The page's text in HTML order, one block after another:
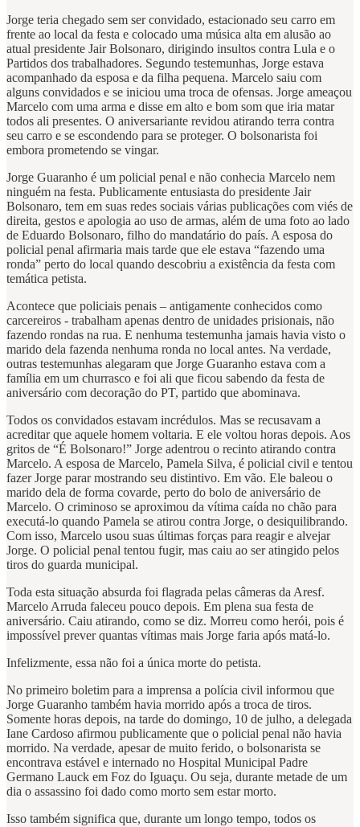
Jorge teria chegado sem ser convidado, estacionado seu carro em
frente ao local da festa e colocado uma música alta em alusão ao
atual presidente Jair Bolsonaro, dirigindo insultos contra Lula e o
Partidos dos trabalhadores. Segundo testemunhas, Jorge estava
acompanhado da esposa e da filha pequena. Marcelo saiu com
alguns convidados e se iniciou uma troca de ofensas. Jorge ameaçou
Marcelo com uma arma e disse em alto e bom som que iria matar
todos ali presentes. O aniversariante revidou atirando terra contra
seu carro e se escondendo para se proteger. O bolsonarista foi
embora prometendo se vingar.
Jorge Guaranho é um policial penal e não conhecia Marcelo nem
ninguém na festa. Publicamente entusiasta do presidente Jair
Bolsonaro, tem em suas redes sociais várias publicações com viés de
direita, gestos e apologia ao uso de armas, além de uma foto ao lado
de Eduardo Bolsonaro, filho do mandatário do país. A esposa do
policial penal afirmaria mais tarde que ele estava “fazendo uma
ronda” perto do local quando descobriu a existência da festa com
temática petista.
Acontece que policiais penais – antigamente conhecidos como
carcereiros - trabalham apenas dentro de unidades prisionais, não
fazendo rondas na rua. E nenhuma testemunha jamais havia visto o
marido dela fazenda nenhuma ronda no local antes. Na verdade,
outras testemunhas alegaram que Jorge Guaranho estava com a
família em um churrasco e foi ali que ficou sabendo da festa de
aniversário com decoração do PT, partido que abominava.
Todos os convidados estavam incrédulos. Mas se recusavam a
acreditar que aquele homem voltaria. E ele voltou horas depois. Aos
gritos de “É Bolsonaro!” Jorge adentrou o recinto atirando contra
Marcelo. A esposa de Marcelo, Pamela Silva, é policial civil e tentou
fazer Jorge parar mostrando seu distintivo. Em vão. Ele baleou o
marido dela de forma covarde, perto do bolo de aniversário de
Marcelo. O criminoso se aproximou da vítima caída no chão para
executá-lo quando Pamela se atirou contra Jorge, o desiquilibrando.
Com isso, Marcelo usou suas últimas forças para reagir e alvejar
Jorge. O policial penal tentou fugir, mas caiu ao ser atingido pelos
tiros do guarda municipal.
Toda esta situação absurda foi flagrada pelas câmeras da Aresf.
Marcelo Arruda faleceu pouco depois. Em plena sua festa de
aniversário. Caiu atirando, como se diz. Morreu como herói, pois é
impossível prever quantas vítimas mais Jorge faria após matá-lo.
Infelizmente, essa não foi a única morte do petista.
No primeiro boletim para a imprensa a polícia civil informou que
Jorge Guaranho também havia morrido após a troca de tiros.
Somente horas depois, na tarde do domingo, 10 de julho, a delegada
Iane Cardoso afirmou publicamente que o policial penal não havia
morrido. Na verdade, apesar de muito ferido, o bolsonarista se
encontrava estável e internado no Hospital Municipal Padre
Germano Lauck em Foz do Iguaçu. Ou seja, durante metade de um
dia o assassino foi dado como morto sem estar morto.
Isso também significa que, durante um longo tempo, todos os